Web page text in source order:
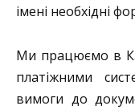
імені необхідні
Ми працюємо в
платіжними
вимоги до